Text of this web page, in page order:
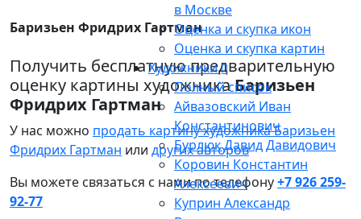
в Москве
Оценка и скупка икон
Оценка и скупка картин
Художники
Полный список
Айвазовский Иван
Константинович
Бурлюк Давид Давидович
Коровин Константин
Алексеевич
Куприн Александр
Баризьен Фридрих Гартман
Получить бесплатную предварительную
оценку картины художникаБаризьен
Фридрих Гартман
У нас можно продать картину художника Баризьен
Фридрих Гартман или других авторов
Вы можете связаться с нами по телефону+7 926 259-
92-77